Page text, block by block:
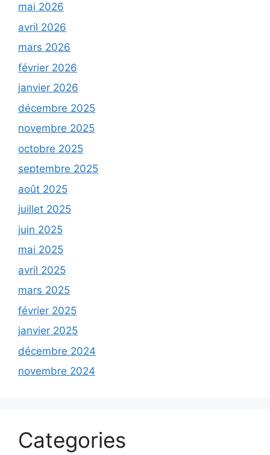
mai 2026
avril 2026
mars 2026
février 2026
janvier 2026
décembre 2025
novembre 2025
octobre 2025
septembre 2025
août 2025
juillet 2025
juin 2025
mai 2025
avril 2025
mars 2025
février 2025
janvier 2025
décembre 2024
novembre 2024
Categories